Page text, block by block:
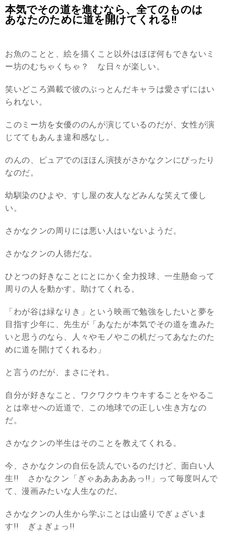
本気でその道を進むなら、全てのものは
あなたのために道を開けてくれる!!
お魚のことと、絵を描くこと以外はほぼ何もできないミ
ー坊のむちゃくちゃ？ な日々が楽しい。
笑いどころ満載で彼のぶっとんだキャラは愛さずにはい
られない。
このミー坊を女優ののんが演じているのだが、女性が演
じててもあんま違和感なし。
のんの、ピュアでのほほん演技がさかなクンにぴったり
なのだ。
幼馴染のひよや、すし屋の友人などみんな笑えて優し
い。
さかなクンの周りには悪い人はいないようだ。
さかなクンの人徳だな。
ひとつの好きなことにとにかく全力投球、一生懸命って
周りの人を動かす。助けてくれる。
「わが谷は緑なりき」という映画で勉強をしたいと夢を
目指す少年に、先生が「あなたが本気でその道を進みた
いと思うのなら、人々やモノやこの机だってあなたのた
めに道を開けてくれるわ」
と言うのだが、まさにそれ。
自分が好きなこと、ワクワクウキウキすることをやるこ
とは幸せへの近道で、この地球での正しい生き方なの
だ。
さかなクンの半生はそのことを教えてくれる。
今、さかなクンの自伝を読んでいるのだけど、面白い人
生!! さかなクン「ぎゃあああああっ!!」って毎度叫んで
て、漫画みたいな人生なのだ。
さかなクンの人生から学ぶことは山盛りでぎょざいま
す!! ぎょぎょっ!!